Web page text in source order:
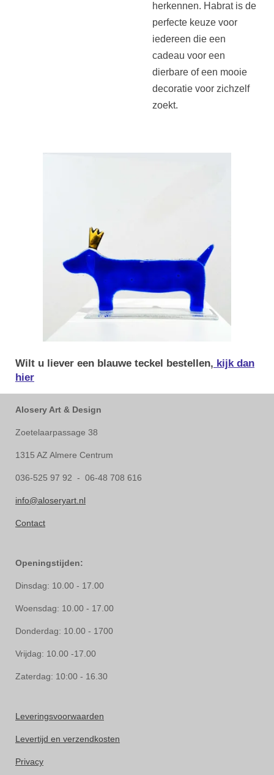
herkennen. Habrat is de
perfecte keuze voor
iedereen die een
cadeau voor een
dierbare of een mooie
decoratie voor zichzelf
zoekt.
Wilt u liever een blauwe teckel bestellen, kijk dan
hier
Alosery Art & Design
Zoetelaarpassage 38
1315 AZ Almere Centrum
036-525 97 92 - 06-48 708 616
info@aloseryart.nl
Contact
Openingstijden:
Dinsdag: 10.00 - 17.00
Woensdag: 10.00 - 17.00
Donderdag: 10.00 - 1700
Vrijdag: 10.00 -17.00
Zaterdag: 10:00 - 16.30
Leveringsvoorwaarden
Levertijd en verzendkosten
Privacy